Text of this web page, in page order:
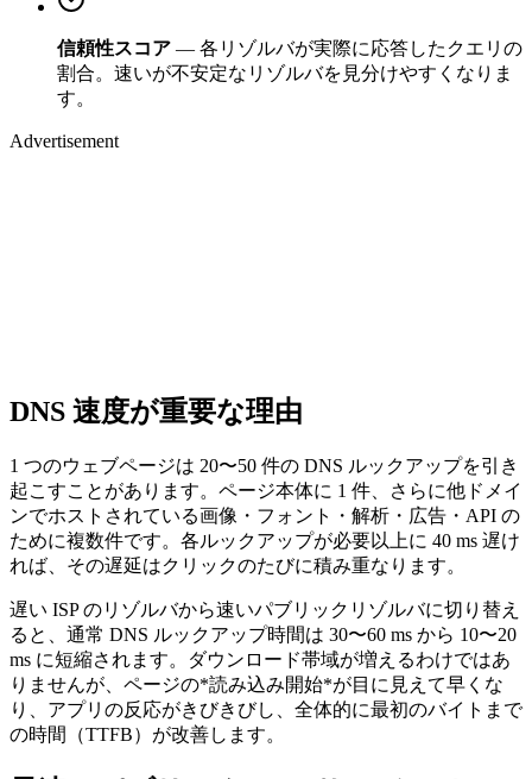
信頼性スコア — 各リゾルバが実際に応答したクエリの
割合。速いが不安定なリゾルバを見分けやすくなりま
す。
Advertisement
DNS 速度が重要な理由
1 つのウェブページは 20〜50 件の DNS ルックアップを引き
起こすことがあります。ページ本体に 1 件、さらに他ドメイ
ンでホストされている画像・フォント・解析・広告・API の
ために複数件です。各ルックアップが必要以上に 40 ms 遅け
れば、その遅延はクリックのたびに積み重なります。
遅い ISP のリゾルバから速いパブリックリゾルバに切り替え
ると、通常 DNS ルックアップ時間は 30〜60 ms から 10〜20
ms に短縮されます。ダウンロード帯域が増えるわけではあ
りませんが、ページの*読み込み開始*が目に見えて早くな
り、アプリの反応がきびきびし、全体的に最初のバイトまで
の時間（TTFB）が改善します。